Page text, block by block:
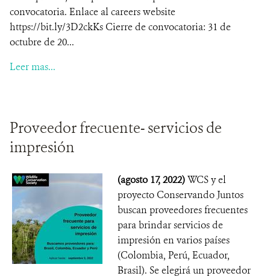
convocatoria. Enlace al careers website
https://bit.ly/3D2ckKs Cierre de convocatoria: 31 de
octubre de 20...
Leer mas...
Proveedor frecuente- servicios de
impresión
(agosto 17, 2022)WCS y el
proyecto Conservando Juntos
buscan proveedores frecuentes
para brindar servicios de
impresión en varios países
(Colombia, Perú, Ecuador,
Brasil). Se elegirá un proveedor